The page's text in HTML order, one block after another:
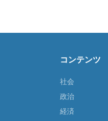
コンテンツ
社会
政治
経済